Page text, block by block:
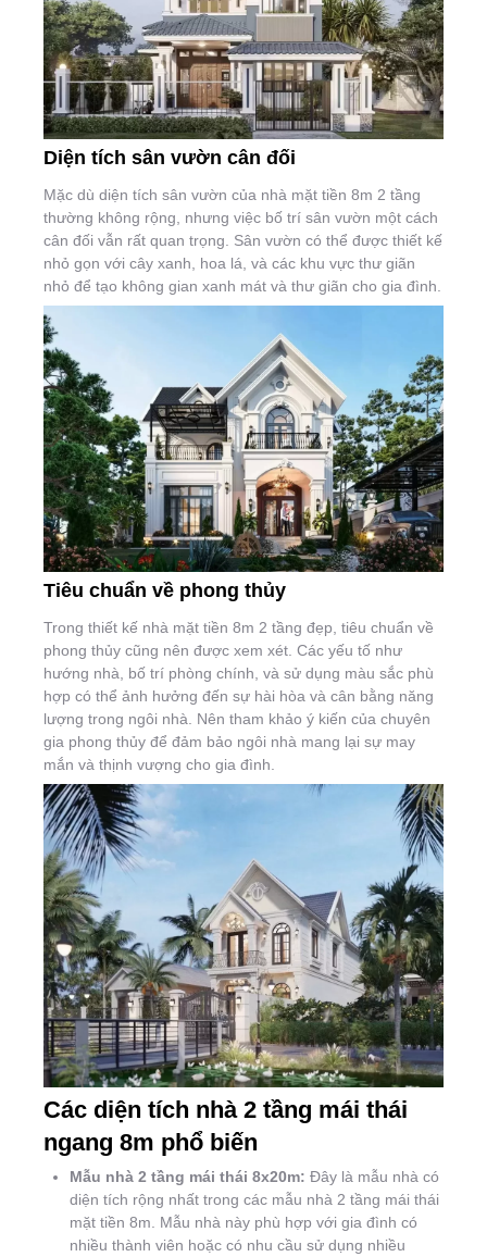
Diện tích sân vườn cân đối
Mặc dù diện tích sân vườn của nhà mặt tiền 8m 2 tầng
thường không rộng, nhưng việc bố trí sân vườn một cách
cân đối vẫn rất quan trọng. Sân vườn có thể được thiết kế
nhỏ gọn với cây xanh, hoa lá, và các khu vực thư giãn
nhỏ để tạo không gian xanh mát và thư giãn cho gia đình.
Tiêu chuẩn về phong thủy
Trong thiết kế nhà mặt tiền 8m 2 tầng đẹp, tiêu chuẩn về
phong thủy cũng nên được xem xét. Các yếu tố như
hướng nhà, bố trí phòng chính, và sử dụng màu sắc phù
hợp có thể ảnh hưởng đến sự hài hòa và cân bằng năng
lượng trong ngôi nhà. Nên tham khảo ý kiến của chuyên
gia phong thủy để đảm bảo ngôi nhà mang lại sự may
mắn và thịnh vượng cho gia đình.
Các diện tích nhà 2 tầng mái thái
ngang 8m phổ biến
Mẫu nhà 2 tầng mái thái 8x20m: Đây là mẫu nhà có
diện tích rộng nhất trong các mẫu nhà 2 tầng mái thái
mặt tiền 8m. Mẫu nhà này phù hợp với gia đình có
nhiều thành viên hoặc có nhu cầu sử dụng nhiều